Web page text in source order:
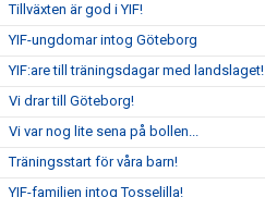
Tillväxten är god i YIF!
YIF-ungdomar intog Göteborg
YIF:are till träningsdagar med landslaget!
Vi drar till Göteborg!
Vi var nog lite sena på bollen...
Träningsstart för våra barn!
YIF-familjen intog Tosselilla!